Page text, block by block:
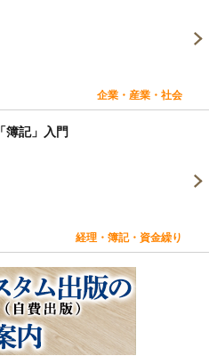
企業・産業・社会
簿記」入門
経理・簿記・資金繰り